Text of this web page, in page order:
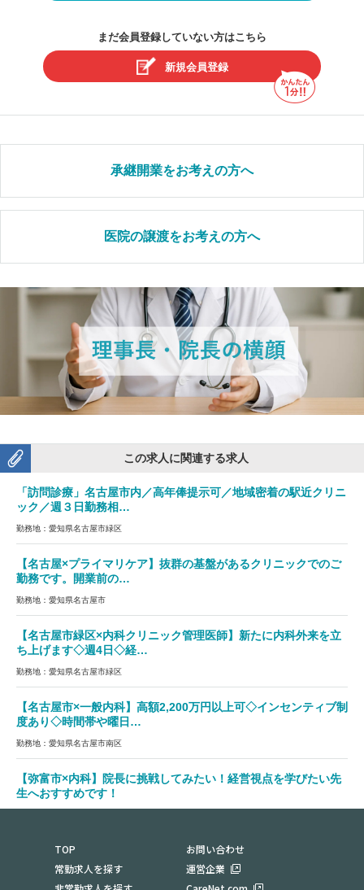
まだ会員登録していない方はこちら
新規会員登録
承継開業をお考えの方へ
医院の譲渡をお考えの方へ
この求人に関連する求人
「訪問診療」名古屋市内／高年俸提示可／地域密着の駅近クリニ
ック／週３日勤務相…
勤務地：愛知県名古屋市緑区
【名古屋×プライマリケア】抜群の基盤があるクリニックでのご
勤務です。開業前の…
勤務地：愛知県名古屋市
【名古屋市緑区×内科クリニック管理医師】新たに内科外来を立
ち上げます◇週4日◇経…
勤務地：愛知県名古屋市緑区
【名古屋市×一般内科】高額2,200万円以上可◇インセンティブ制
度あり◇時間帯や曜日…
勤務地：愛知県名古屋市南区
【弥富市×内科】院長に挑戦してみたい！経営視点を学びたい先
生へおすすめです！
TOP
常勤求人を探す
お問い合わせ
運営企業